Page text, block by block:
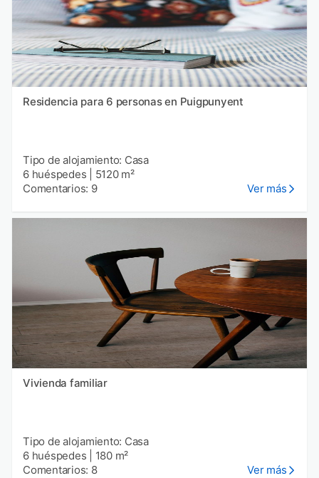
Residencia para 6 personas en Puigpunyent
Tipo de alojamiento: Casa
6 huéspedes
5120 m²
Comentarios: 9
Ver más
Vivienda familiar
Tipo de alojamiento: Casa
6 huéspedes
180 m²
Comentarios: 8
Ver más